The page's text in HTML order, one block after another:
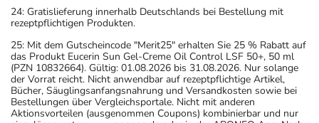
24: Gratislieferung innerhalb Deutschlands bei Bestellung mit
rezeptpflichtigen Produkten.
25: Mit dem Gutscheincode "Merit25" erhalten Sie 25 % Rabatt auf
das Produkt Eucerin Sun Gel-Creme Oil Control LSF 50+, 50 ml
(PZN 10832664). Gültig: 01.08.2026 bis 31.08.2026. Nur solange
der Vorrat reicht. Nicht anwendbar auf rezeptpflichtige Artikel,
Bücher, Säuglingsanfangsnahrung und Versandkosten sowie bei
Bestellungen über Vergleichsportale. Nicht mit anderen
Aktionsvorteilen (ausgenommen Coupons) kombinierbar und nur